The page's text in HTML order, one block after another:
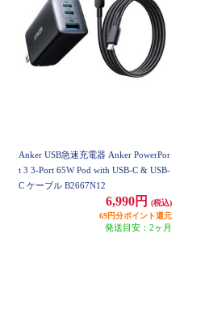
Anker USB急速充電器 Anker PowerPor
t 3 3-Port 65W Pod with USB-C & USB-
C ケーブル B2667N12
6,990円
(税込)
69円分ポイント還元
発送目安：2ヶ月